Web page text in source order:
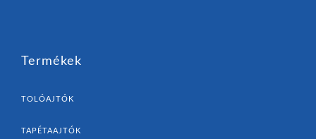
Termékek
TOLÓAJTÓK
TAPÉTAAJTÓK